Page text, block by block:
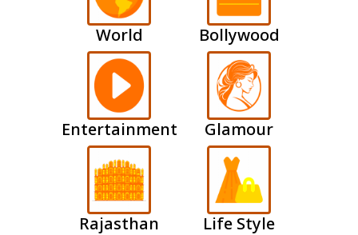
World Bollywood
Entertainment Glamour
Rajasthan Life Style